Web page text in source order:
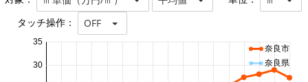
タッチ操作： OFF
30
35
奈良市
奈良県